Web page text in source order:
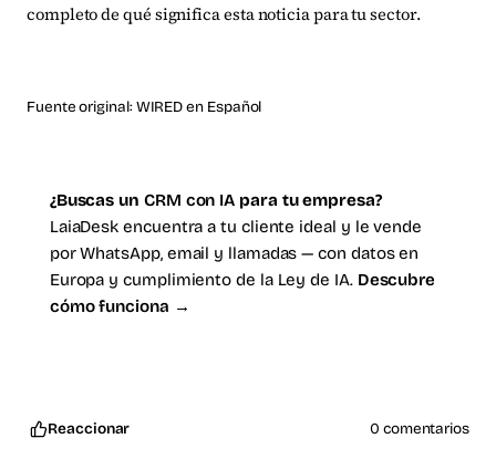
completo de qué significa esta noticia para tu sector.
Fuente original: WIRED en Español
¿Buscas un CRM con IA para tu empresa?
LaiaDesk encuentra a tu cliente ideal y le vende
por WhatsApp, email y llamadas — con datos en
Europa y cumplimiento de la Ley de IA. Descubre
cómo funciona →
Reaccionar 0 comentarios